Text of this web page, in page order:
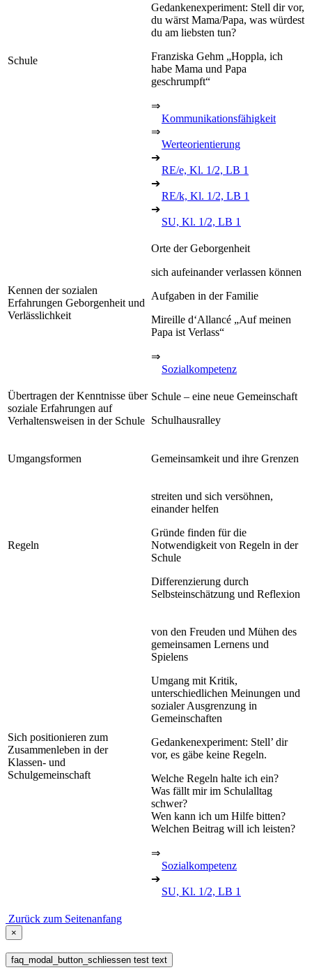
Schule
Gedankenexperiment: Stell dir vor,
du wärst Mama/Papa, was würdest
du am liebsten tun?
Franziska Gehm „Hoppla, ich
habe Mama und Papa
geschrumpft“
⇒
Kommunikationsfähigkeit
⇒
Werteorientierung
➔
RE/e, Kl. 1/2, LB 1
➔
RE/k, Kl. 1/2, LB 1
➔
SU, Kl. 1/2, LB 1
Kennen der sozialen
Erfahrungen Geborgenheit und
Verlässlichkeit
Orte der Geborgenheit
sich aufeinander verlassen können
Aufgaben in der Familie
Mireille d‘Allancé „Auf meinen
Papa ist Verlass“
⇒
Sozialkompetenz
Übertragen der Kenntnisse über
soziale Erfahrungen auf
Verhaltensweisen in der Schule
Schule – eine neue Gemeinschaft
Schulhausralley
Umgangsformen Gemeinsamkeit und ihre Grenzen
Regeln
streiten und sich versöhnen,
einander helfen
Gründe finden für die
Notwendigkeit von Regeln in der
Schule
Differenzierung durch
Selbsteinschätzung und Reflexion
Sich positionieren zum
Zusammenleben in der
Klassen- und
Schulgemeinschaft
von den Freuden und Mühen des
gemeinsamen Lernens und
Spielens
Umgang mit Kritik,
unterschiedlichen Meinungen und
sozialer Ausgrenzung in
Gemeinschaften
Gedankenexperiment: Stell’ dir
vor, es gäbe keine Regeln.
Welche Regeln halte ich ein?
Was fällt mir im Schulalltag
schwer?
Wen kann ich um Hilfe bitten?
Welchen Beitrag will ich leisten?
⇒
Sozialkompetenz
➔
SU, Kl. 1/2, LB 1
Zurück zum Seitenanfang
×
faq_modal_button_schliessen test text